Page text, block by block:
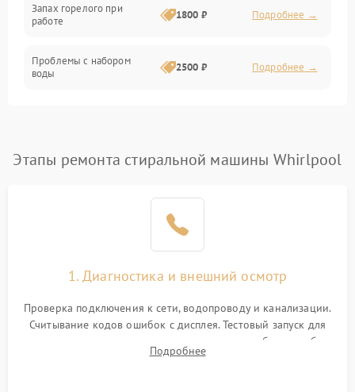
Запах горелого при
работе
1800 ₽ Подробнее →
Проблемы с набором
воды
2500 ₽ Подробнее →
2200 ₽ Подробнее →
Этапы ремонта стиральной машины Whirlpool
1. Диагностика и внешний осмотр
Проверка подключения к сети, водопроводу и канализации.
Считывание кодов ошибок с дисплея. Тестовый запуск для
выявления посторонних шумов, протечек или сбоев в работе
электронного модуля управления.
Подробнее